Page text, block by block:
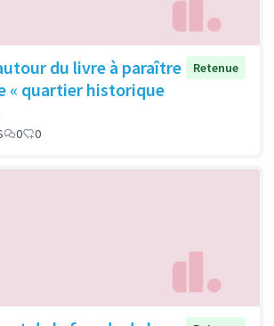
du livre à paraître
« quartier historique
Retenue
0 0